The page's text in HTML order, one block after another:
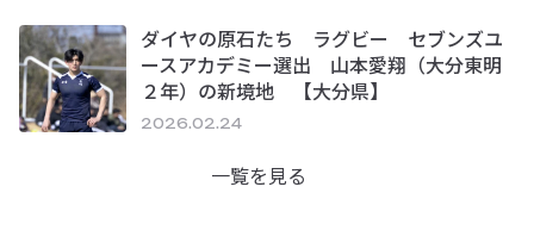
ダイヤの原石たち ラグビー セブンズユ
ースアカデミー選出 山本愛翔（大分東明
２年）の新境地 【大分県】
2026.02.24
一覧を見る